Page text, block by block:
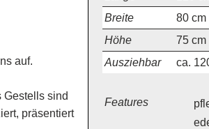
auf.
sind
präsentiert
Breite
80 cm
Höhe
75 cm
Ausziehbar
ca.
Features